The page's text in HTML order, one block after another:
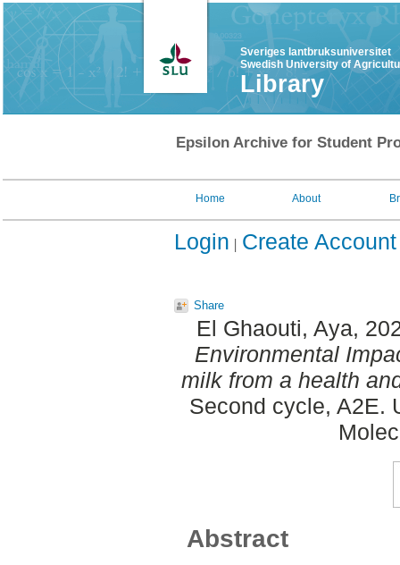
Sveriges lantbruksuniversitet
Swedish University of
Library
Epsilon Archive for Student
Home About
Login Create Account
Share
El Ghaouti, Aya,
Environmental
milk from a health
Second cycle, A2E.
Abstract